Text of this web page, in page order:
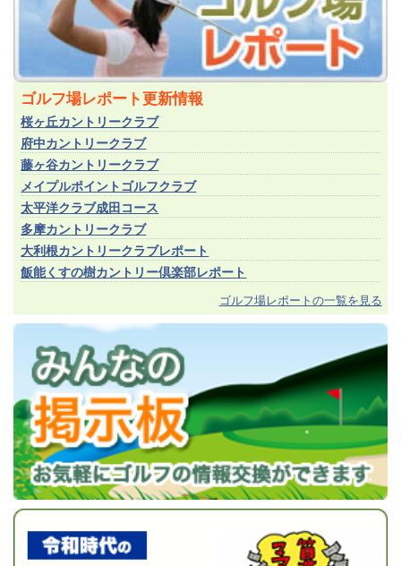
ゴルフ場レポート更新情報
桜ヶ丘カントリークラブ
府中カントリークラブ
藤ヶ谷カントリークラブ
メイプルポイントゴルフクラブ
太平洋クラブ成田コース
多摩カントリークラブ
大利根カントリークラブレポート
飯能くすの樹カントリー倶楽部レポート
ゴルフ場レポートの一覧を見る